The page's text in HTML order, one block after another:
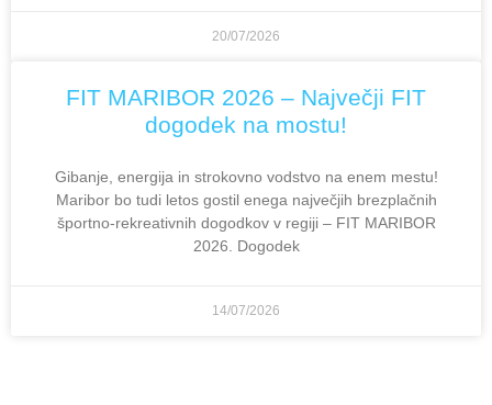
20/07/2026
FIT MARIBOR 2026 – Največji FIT
dogodek na mostu!
Gibanje, energija in strokovno vodstvo na enem mestu!
Maribor bo tudi letos gostil enega največjih brezplačnih
športno-rekreativnih dogodkov v regiji – FIT MARIBOR
2026. Dogodek
14/07/2026